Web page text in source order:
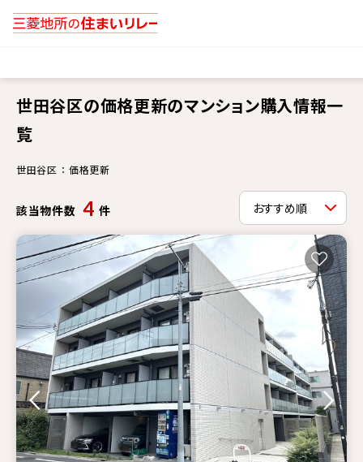
世田谷区の価格更新のマンション購入情報一
覧
世田谷区 ： 価格更新
該当物件数 4 件